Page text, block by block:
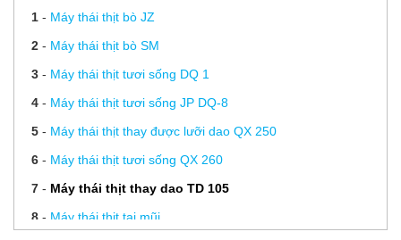
1- Máy thái thịt bò JZ
2- Máy thái thịt bò SM
3- Máy thái thịt tươi sống DQ 1
4- Máy thái thịt tươi sống JP DQ-8
5- Máy thái thịt thay được lưỡi dao QX 250
6- Máy thái thịt tươi sống QX 260
7- Máy thái thịt thay dao TD 105
8- Máy thái thịt tai mũi